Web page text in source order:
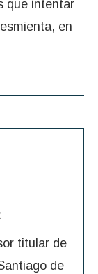
que intentar
en
titular de
de